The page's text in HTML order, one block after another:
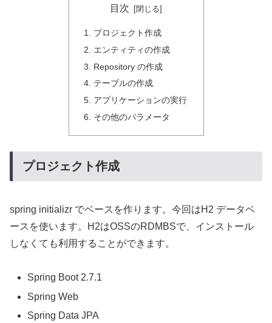
目次
プロジェクト作成
エンティティの作成
Repository の作成
テーブルの作成
アプリケーションの実行
その他のパラメータ
プロジェクト作成
spring initializr でベースを作ります。今回はH2 データベ
ースを使います。H2はOSSのRDMBSで、インストール
しなくても利用することができます。
Spring Boot 2.7.1
Spring Web
Spring Data JPA